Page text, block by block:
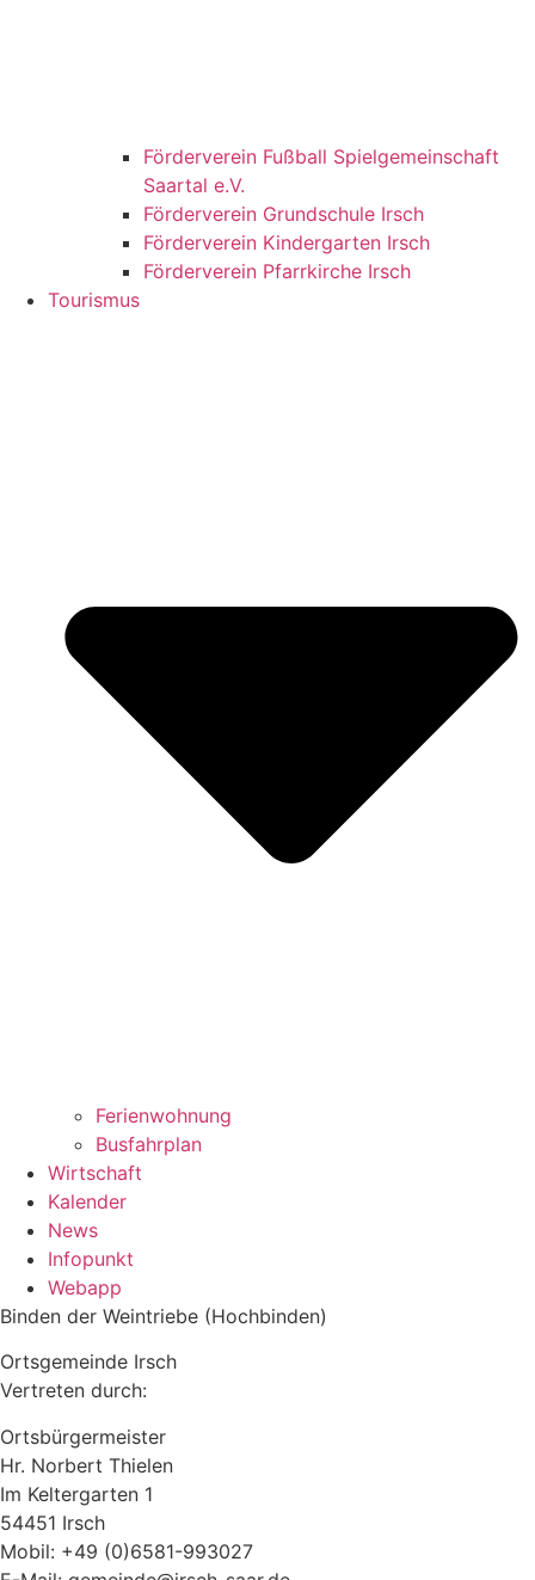
Förderverein Fußball Spielgemeinschaft
Saartal e.V.
Förderverein Grundschule Irsch
Förderverein Kindergarten Irsch
Förderverein Pfarrkirche Irsch
Tourismus
Ferienwohnung
Busfahrplan
Wirtschaft
Kalender
News
Infopunkt
Webapp
Binden der Weintriebe (Hochbinden)
Ortsgemeinde Irsch
Vertreten durch:
Ortsbürgermeister
Hr. Norbert Thielen
Im Keltergarten 1
54451 Irsch
Mobil: +49 (0)6581-993027